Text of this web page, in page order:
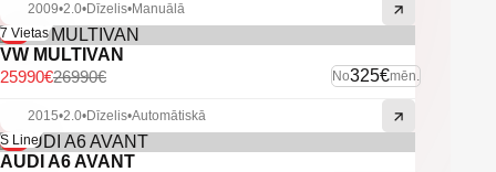
2009•2.0•Dīzelis•Manuālā
-4%
7 Vietas
VW MULTIVAN
No325€mēn.
26990€
25990€
2015•2.0•Dīzelis•Automātiskā
-6%
S Line
AUDI A6 AVANT